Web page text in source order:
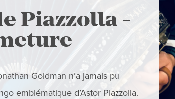
Piazzolla -
Goldman n’a jamais pu
emblématique d’Astor Piazzolla.